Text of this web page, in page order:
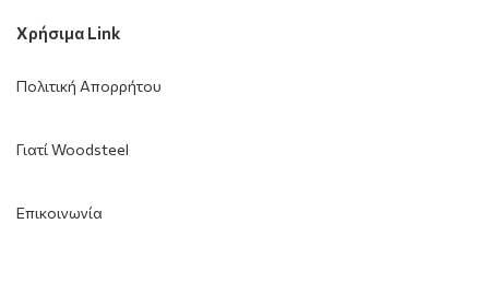
Χρήσιμα Link
Πολιτική Απορρήτου
Γιατί Woodsteel
Επικοινωνία